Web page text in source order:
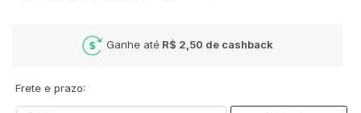
Ganhe atéR$ 2,50 de cashback
Frete e prazo: